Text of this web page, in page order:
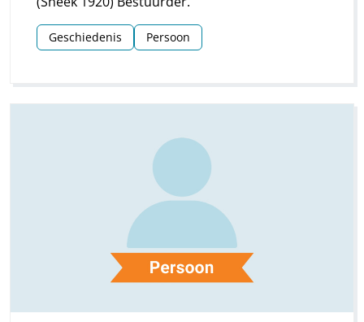
Geschiedenis Persoon